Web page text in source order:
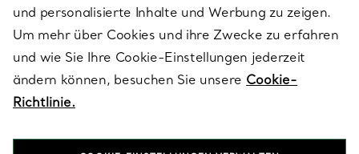
RECHTLICHE HINWEISE
FOLGEN SIE UNS
und personalisierte Inhalte und Werbung zu zeigen.
Um mehr über Cookies und ihre Zwecke zu erfahren
und wie Sie Ihre Cookie-Einstellungen jederzeit
ändern können, besuchen Sie unsere Cookie-
Richtlinie.